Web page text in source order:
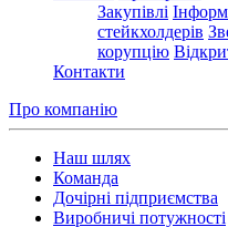
Закупівлі
стейкхолдерів
корупцію
Контакти
Про компанію
Наш шлях
Команда
Дочірні підприємства
Виробничі потужності